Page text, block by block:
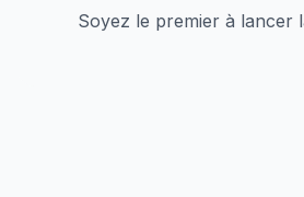
Soyez le premier à lancer